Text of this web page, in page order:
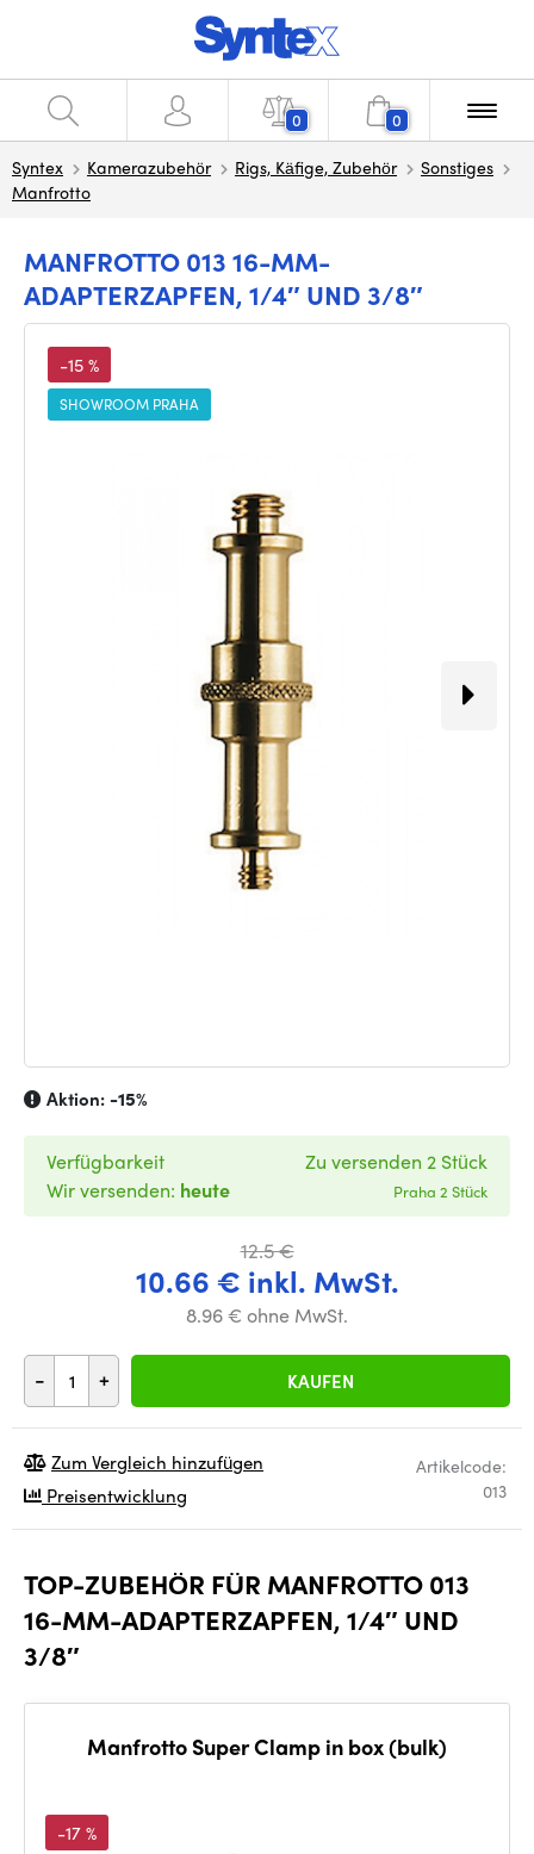
0 0
Syntex Kamerazubehör Rigs, Käfige, Zubehör
Sonstiges
Manfrotto
MANFROTTO 013 16-MM-
ADAPTERZAPFEN, 1/4″ UND 3/8″
-15 %
SHOWROOM PRAHA
Aktion:-15%
12.5 €
10.66 € inkl. MwSt.
8.96 € ohne MwSt.
- + KAUFEN
Verfügbarkeit
Wir versenden: heute
Zu versenden 2 Stück
Praha 2 Stück
Artikelcode:
013
Zum Vergleich hinzufügen
Preisentwicklung
TOP-ZUBEHÖR FÜR MANFROTTO 013
16-MM-ADAPTERZAPFEN, 1/4″ UND
3/8″
Manfrotto Super Clamp in box (bulk)
-17 %